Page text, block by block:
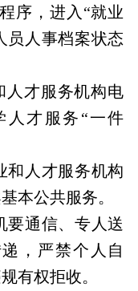
序，进入“就业
人事档案状态
才服务机构电
人才服务“一件
人才服务机构
本公共服务。
通信、专人送
，严禁个人自
有权拒收。